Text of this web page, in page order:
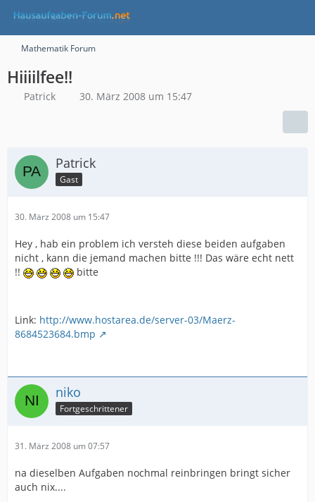
Mathematik Forum
Hiiiilfee!!
Patrick 30. März 2008 um 15:47
Patrick
Gast
30. März 2008 um 15:47
Hey , hab ein problem ich versteh diese beiden aufgaben
nicht , kann die jemand machen bitte !!! Das wäre echt nett
!!
bitte
Link: http://www.hostarea.de/server-03/Maerz-
8684523684.bmp
niko
Fortgeschrittener
31. März 2008 um 07:57
na dieselben Aufgaben nochmal reinbringen bringt sicher
auch nix....